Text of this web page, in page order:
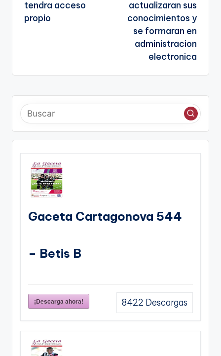
te
tendra acceso
propio
actualizaran sus
conocimientos y
se formaran en
administracion
electronica
Gaceta Cartagonova 544
– Betis B
¡Descarga ahora! 8422 Descargas